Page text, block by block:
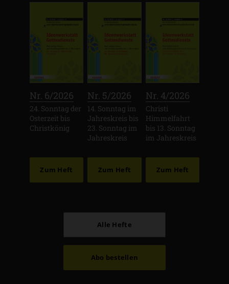
Nr. 6/2026
24. Sonntag der
Osterzeit bis
Christkönig
Zum Heft
Nr. 5/2026
14. Sonntag im
Jahreskreis bis
23. Sonntag im
Jahreskreis
Zum Heft
Nr. 4/2026
Christi
Himmelfahrt
bis 13. Sonntag
im Jahreskreis
Zum Heft
Alle Hefte
Abo bestellen